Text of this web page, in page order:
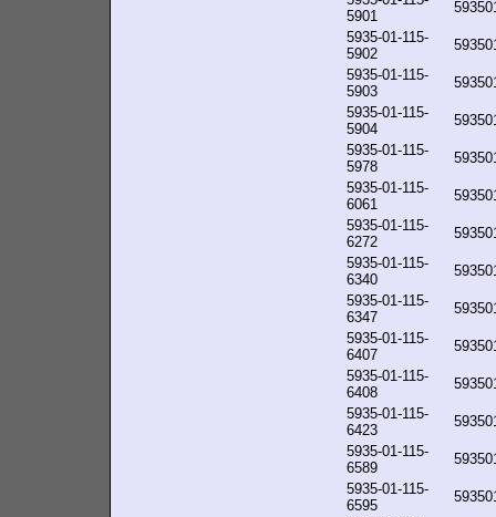
5901
5935-01-115-
5902
5935-01-115-
5903
5935-01-115-
5904
5935-01-115-
5978
5935-01-115-
6061
5935-01-115-
6272
5935-01-115-
6340
5935-01-115-
6347
5935-01-115-
6407
5935-01-115-
6408
5935-01-115-
6423
5935-01-115-
6589
5935-01-115-
6595